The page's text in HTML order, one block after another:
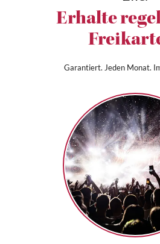
Erhalte
Garantiert. Jeden Monat.